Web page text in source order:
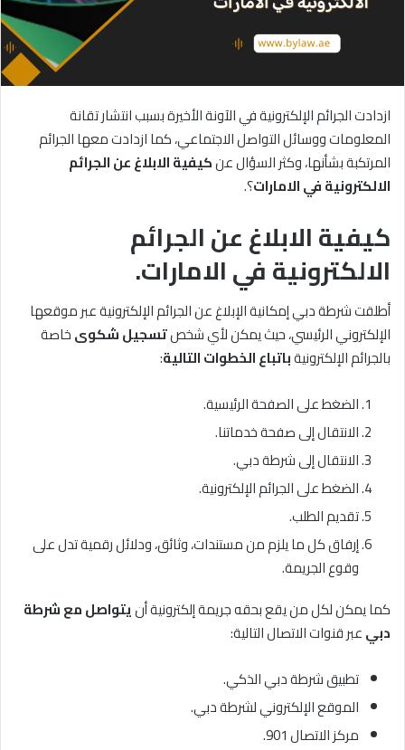
ازدادت الجرائم الإلكترونية في الآونة الأخيرة بسبب انتشار تقانة
المعلومات ووسائل التواصل الاجتماعي، كما ازدادت معها الجرائم
المرتكبة بشأنها، وكثر السؤال عنكيفيةالابلاغعنالجرائم
الالكترونيةفيالامارات؟.
كيفية الابلاغ عن الجرائم
الالكترونية في الامارات.
أطلقت شرطة دبي إمكانية الإبلاغ عن الجرائم الإلكترونية عبر موقعها
الإلكتروني الرئيسي، حيث يمكن لأي شخصتسجيل شكوىخاصة
بالجرائم الإلكترونيةباتباع الخطوات التالية:
الضغط على الصفحة الرئيسية.
الانتقال إلى صفحة خدماتنا.
الانتقال إلى شرطة دبي.
الضغط على الجرائم الإلكترونية.
تقديم الطلب.
إرفاق كل ما يلزم من مستندات، وثائق، ودلائل رقمية تدل على
وقوع الجريمة.
كما يمكن لكل من يقع بحقه جريمة إلكترونية أنيتواصل مع شرطة
دبيعبر قنوات الاتصال التالية:
تطبيق شرطة دبي الذكي.
الموقع الإلكتروني لشرطة دبي.
مركز الاتصال 901.